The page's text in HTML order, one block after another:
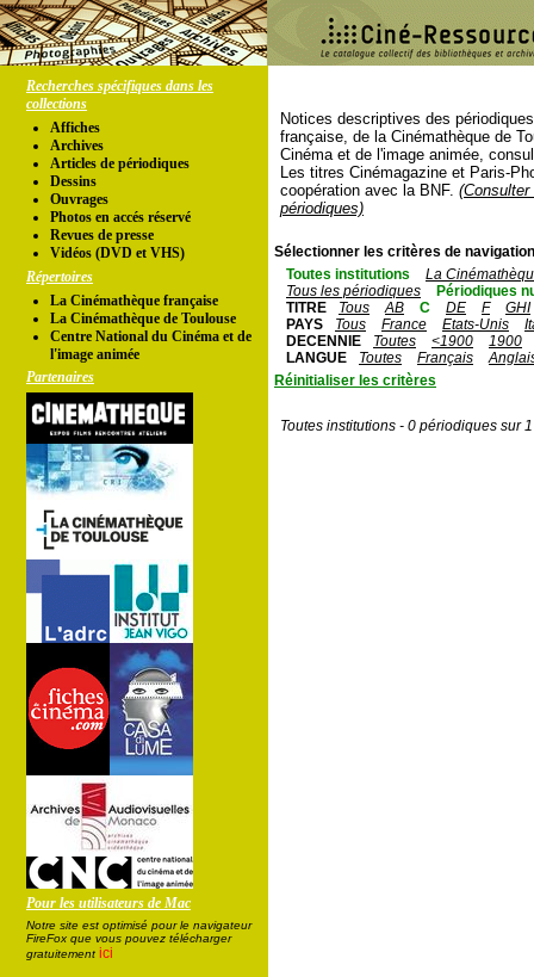
Recherches spécifiques dans les
collections
Affiches
Archives
Articles de périodiques
Dessins
Ouvrages
Photos en accés réservé
Revues de presse
Vidéos (DVD et VHS)
Répertoires
La Cinémathèque française
La Cinémathèque de Toulouse
Centre National du Cinéma et de
l'image animée
Partenaires
Pour les utilisateurs de Mac
Notre site est optimisé pour le navigateur
FireFox que vous pouvez télécharger
gratuitement ici
Notices descriptives des
française, de la Cinémathèque de
Cinéma et de l'image animée,
Les titres Cinémagazine et Paris-
coopération avec la BNF.
périodiques)
Sélectionner les critères de
Toutes institutions
La
Tous les périodiques
Périodiques
TITRE
Tous AB C DE F
GHI
PAYS
Tous France Etats-Unis
DECENNIE
Toutes <1900
1900
LANGUE
Toutes Français
Réinitialiser les critères
Toutes institutions - 0 périodiques sur